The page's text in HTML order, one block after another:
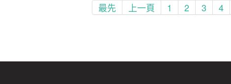
最先 上一頁 1 2 3 4